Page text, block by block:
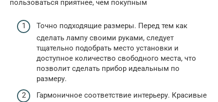
пользоваться приятнее, чем покупным
Точно подходящие размеры. Перед тем как
сделать лампу своими руками, следует
тщательно подобрать место установки и
доступное количество свободного места, что
позволит сделать прибор идеальным по
размеру.
Гармоничное соответствие интерьеру. Красивые